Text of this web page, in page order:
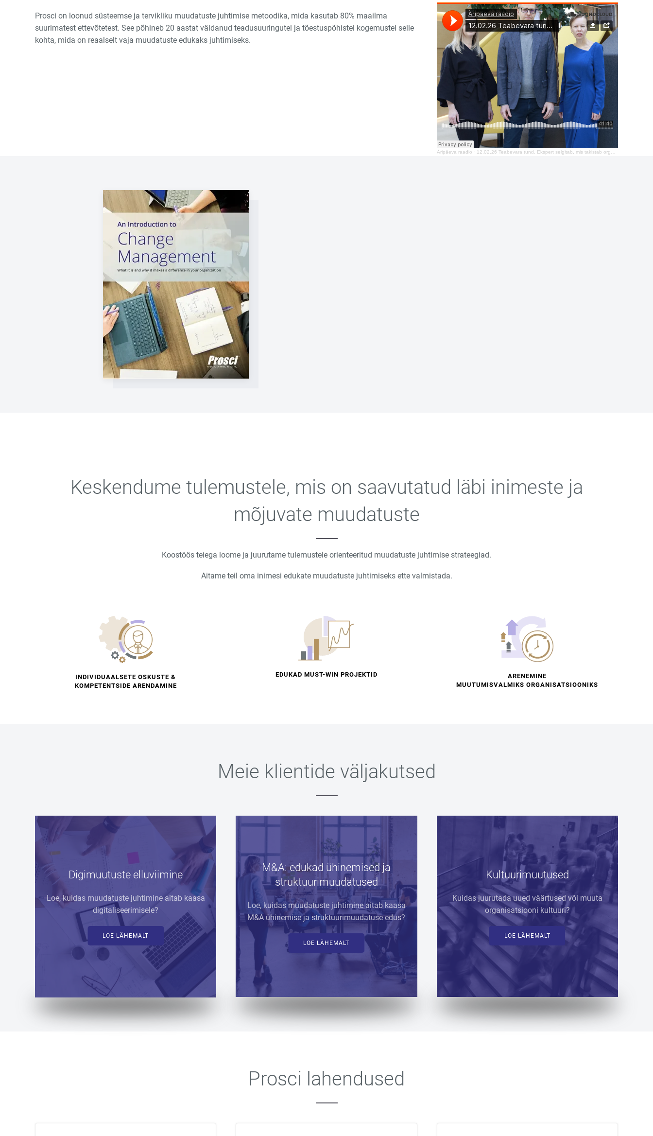
Prosci on loonud süsteemse ja tervikliku muudatuste juhtimise metoodika, mida kasutab 80% maailma
suurimatest ettevõtetest. See põhineb 20 aastat väldanud teadusuuringutel ja tõestuspõhistel kogemustel selle
kohta, mida on reaalselt vaja muudatuste edukaks juhtimiseks.
Äripäeva raadio · 12.02.26 Teabevara tund. Ekspert selgitab, mis takistab organisatsioonides muudatuste elluviimist
Keskendume tulemustele, mis on saavutatud läbi inimeste ja
mõjuvate muudatuste
Koostöös teiega loome ja juurutame tulemustele orienteeritud muudatuste juhtimise strateegiad.
Aitame teil oma inimesi edukate muudatuste juhtimiseks ette valmistada.
INDIVIDUAALSETE OSKUSTE &
KOMPETENTSIDE ARENDAMINE
EDUKAD MUST-WIN PROJEKTID
ARENEMINE
MUUTUMISVALMIKS ORGANISATSIOONIKS
Meie klientide väljakutsed
Digimuutuste elluviimine
Loe, kuidas muudatuste juhtimine aitab kaasa
digitaliseerimisele?
LOE LÄHEMALT
M&A: edukad ühinemised ja
struktuurimuudatused
Loe, kuidas muudatuste juhtimine aitab kaasa
M&A ühinemise ja struktuurimuudatuse edus?
LOE LÄHEMALT
Kultuurimuutused
Kuidas juurutada uued väärtused või muuta
organisatsiooni kultuuri?
LOE LÄHEMALT
Prosci lahendused